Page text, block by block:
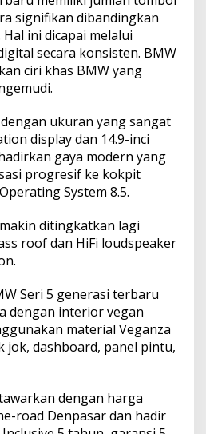
signifikan dibandingkan
ini dicapai melalui
secara konsisten. BMW
ciri khas BMW yang
ukuran yang sangat
display dan 14.9-inci
gaya modern yang
progresif ke kokpit
System 8.5.
ditingkatkan lagi
roof dan HiFi loudspeaker
Seri 5 generasi terbaru
dengan interior vegan
material Veganza
dashboard, panel pintu,
dengan harga
road Denpasar dan hadir